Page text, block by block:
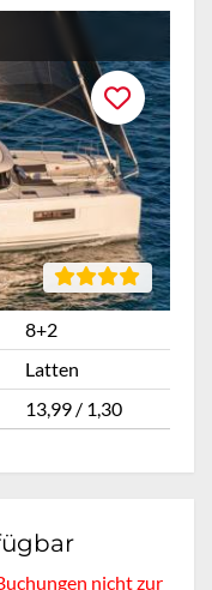
8+2
Latten
13,99 / 1,30
nicht zur